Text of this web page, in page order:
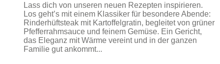
Lass dich von unseren neuen Rezepten inspirieren.
Los geht’s mit einem Klassiker für besondere Abende:
Rinderhüftsteak mit Kartoffelgratin, begleitet von grüner
Pfefferrahmsauce und feinem Gemüse. Ein Gericht,
das Eleganz mit Wärme vereint und in der ganzen
Familie gut ankommt...